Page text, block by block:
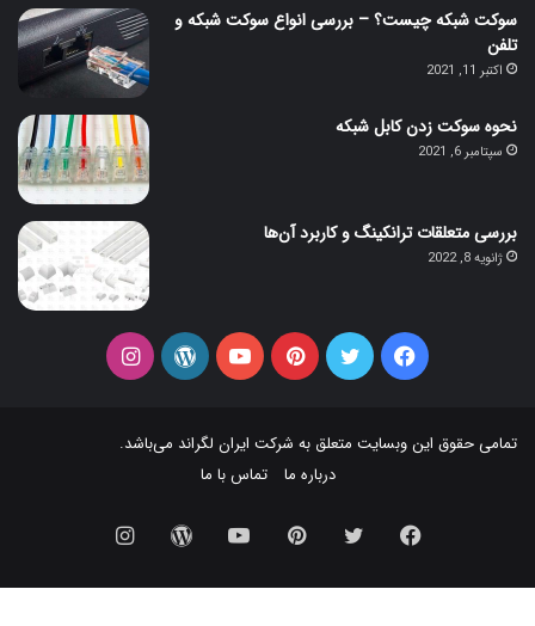
سوکت شبکه چیست؟ – بررسی انواع سوکت شبکه و
تلفن
اکتبر 11, 2021
نحوه سوکت زدن کابل شبکه
سپتامبر 6, 2021
بررسی متعلقات ترانکینگ و کاربرد آن‌ها
ژانویه 8, 2022
فیس توییتر‫پین‌ترستیوتیوبوردپرساینستاگرام
تمامی حقوق این وبسایت متعلق به شرکت ایران لگراند می‌باشد.
درباره ما
تماس با ما
فیس
بوک
توییتر ‫پین‌ترستیوتیوبوردپرساینستاگرام